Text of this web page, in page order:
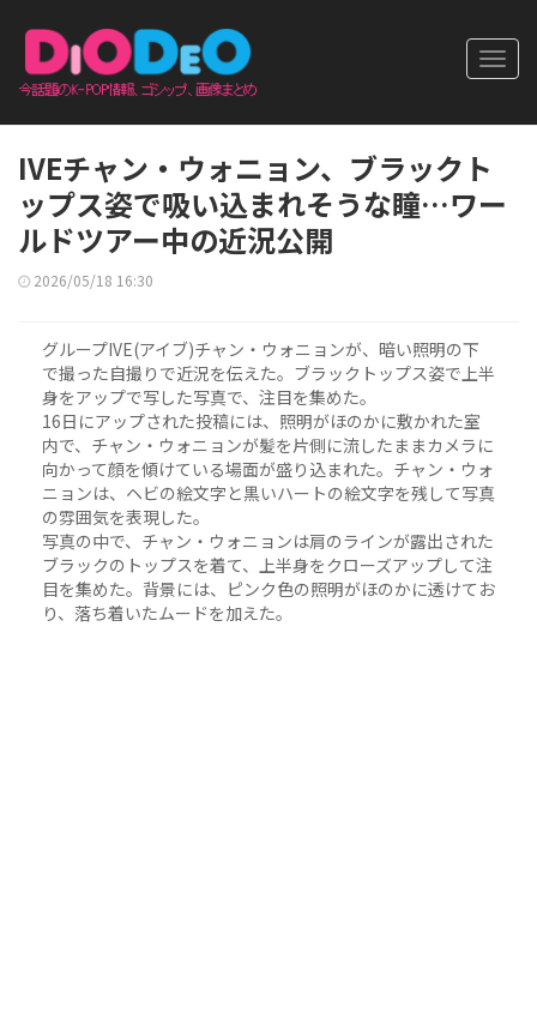
IVEチャン・ウォニョン、ブラックト
ップス姿で吸い込まれそうな瞳…ワー
ルドツアー中の近況公開
2026/05/18 16:30
グループIVE(アイブ)チャン・ウォニョンが、暗い照明の下
で撮った自撮りで近況を伝えた。ブラックトップス姿で上半
身をアップで写した写真で、注目を集めた。
16日にアップされた投稿には、照明がほのかに敷かれた室
内で、チャン・ウォニョンが髪を片側に流したままカメラに
向かって顔を傾けている場面が盛り込まれた。チャン・ウォ
ニョンは、ヘビの絵文字と黒いハートの絵文字を残して写真
の雰囲気を表現した。
写真の中で、チャン・ウォニョンは肩のラインが露出された
ブラックのトップスを着て、上半身をクローズアップして注
目を集めた。背景には、ピンク色の照明がほのかに透けてお
り、落ち着いたムードを加えた。